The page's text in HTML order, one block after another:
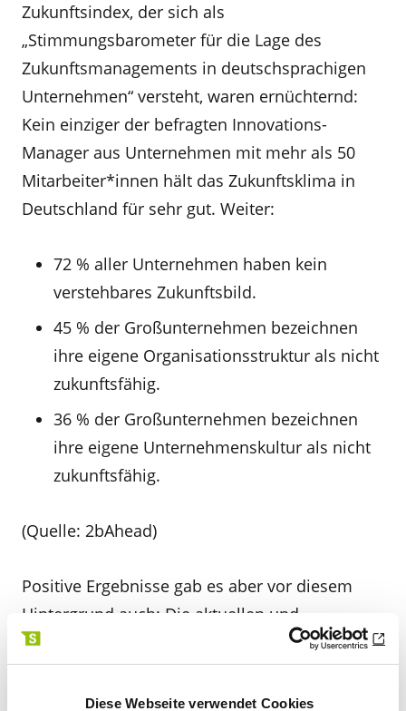
Diese Webseite verwendet Cookies
Zukunftsindex, der sich als
„Stimmungsbarometer für die Lage des
Zukunftsmanagements in deutschsprachigen
Unternehmen“ versteht, waren ernüchternd:
Kein einziger der befragten Innovations-
Manager aus Unternehmen mit mehr als 50
Mitarbeiter*innen hält das Zukunftsklima in
Deutschland für sehr gut. Weiter:
72 % aller Unternehmen haben kein
verstehbares Zukunftsbild.
45 % der Großunternehmen bezeichnen
ihre eigene Organisationsstruktur als nicht
zukunftsfähig.
36 % der Großunternehmen bezeichnen
ihre eigene Unternehmenskultur als nicht
zukunftsfähig.
(Quelle: 2bAhead)
Positive Ergebnisse gab es aber vor diesem
Hintergrund auch: Die aktuellen und
erwarteten Investitionen der deutschen
Unternehmen in das Zukunftsmanagement
wachsen weiterhin überdurchschnittlich –